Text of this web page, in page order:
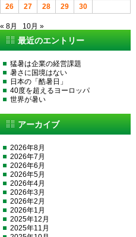
26
27 28 29 30
« 8月 10月 »
最近のエントリー
猛暑は企業の経営課題
暑さに国境はない
日本の「酷暑日」
40度を超えるヨーロッパ
世界が暑い
アーカイブ
2026年8月
2026年7月
2026年6月
2026年5月
2026年4月
2026年3月
2026年2月
2026年1月
2025年12月
2025年11月